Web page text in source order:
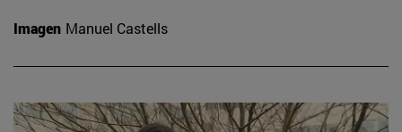
Imagen Manuel Castells